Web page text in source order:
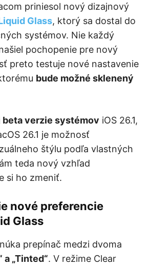
priniesol nový dizajnový
Glass, ktorý sa dostal do
systémov. Nie každý
pochopenie pre nový
preto testuje nové nastavenie
bude možné sklenený
verzie systémov iOS 26.1,
26.1 je možnosť
štýlu podľa vlastných
teda nový vzhľad
si ho zmeniť.
nové preferencie
Glass
prepínač medzi dvoma
a „Tinted“. V režime Clear